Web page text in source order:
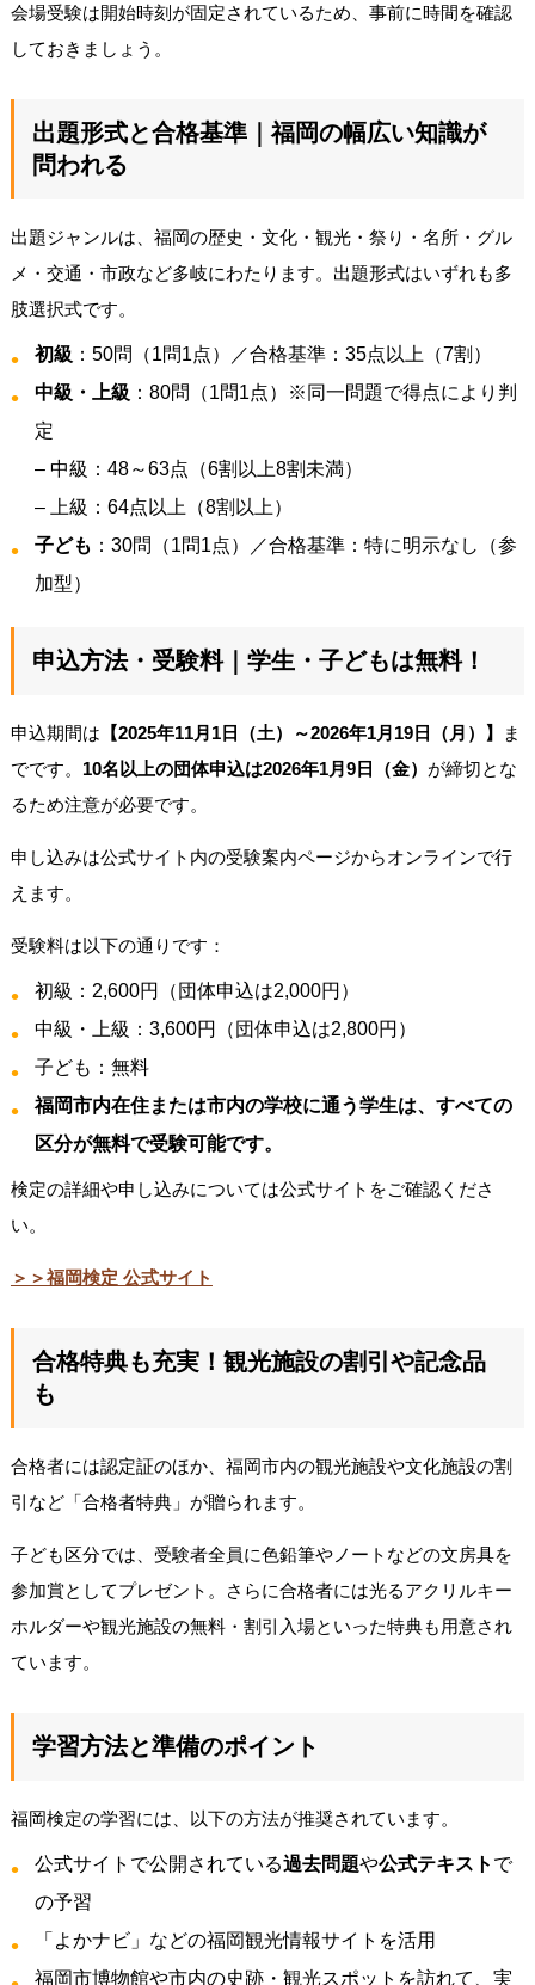
会場受験は開始時刻が固定されているため、事前に時間を確認
しておきましょう。
出題形式と合格基準｜福岡の幅広い知識が
問われる
出題ジャンルは、福岡の歴史・文化・観光・祭り・名所・グル
メ・交通・市政など多岐にわたります。出題形式はいずれも多
肢選択式です。
初級 ：50問（1問1点）／合格基準：35点以上（7割）
中級・上級 ：80問（1問1点）※同一問題で得点により判
定
– 中級：48～63点（6割以上8割未満）
– 上級：64点以上（8割以上）
子ども ：30問（1問1点）／合格基準：特に明示なし（参
加型）
申込方法・受験料｜学生・子どもは無料！
申込期間は 【2025年11月1日（土）～2026年1月19日（月）】
ま
でです。 10名以上の団体申込は2026年1月9日（金） が締切とな
るため注意が必要です。
申し込みは公式サイト内の受験案内ページからオンラインで行
えます。
受験料は以下の通りです：
初級：2,600円（団体申込は2,000円）
中級・上級：3,600円（団体申込は2,800円）
子ども：無料
福岡市内在住または市内の学校に通う学生は、すべての
区分が無料で受験可能です。
検定の詳細や申し込みについては公式サイトをご確認くださ
い。
＞＞福岡検定 公式サイト
合格特典も充実！観光施設の割引や記念品
も
合格者には認定証のほか、福岡市内の観光施設や文化施設の割
引など「合格者特典」が贈られます。
子ども区分では、受験者全員に色鉛筆やノートなどの文房具を
参加賞としてプレゼント。さらに合格者には光るアクリルキー
ホルダーや観光施設の無料・割引入場といった特典も用意され
ています。
学習方法と準備のポイント
福岡検定の学習には、以下の方法が推奨されています。
公式サイトで公開されている過去問題や公式テキスト で
の予習
「よかナビ」などの福岡観光情報サイトを活用
福岡市博物館や市内の史跡・観光スポットを訪れて、実